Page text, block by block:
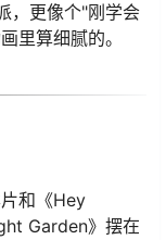
，更像个"刚学会
里算细腻的。
和《Hey
Garden》摆在